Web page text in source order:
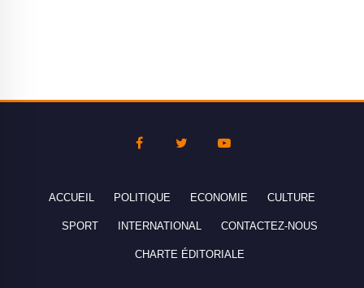
ACCUEIL POLITIQUE ECONOMIE CULTURE
SPORT INTERNATIONAL CONTACTEZ-NOUS
CHARTE ÉDITORIALE